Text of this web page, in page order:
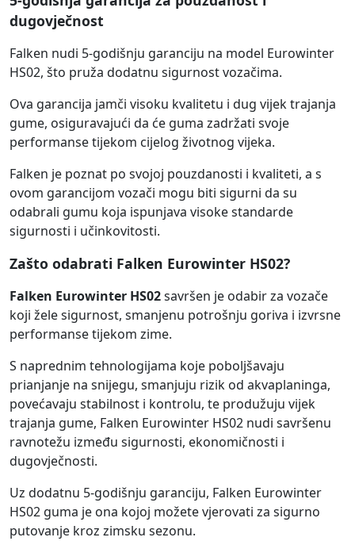
dugovječnost
Falken nudi 5-godišnju garanciju na model Eurowinter
HS02, što pruža dodatnu sigurnost vozačima.
Ova garancija jamči visoku kvalitetu i dug vijek trajanja
gume, osiguravajući da će guma zadržati svoje
performanse tijekom cijelog životnog vijeka.
Falken je poznat po svojoj pouzdanosti i kvaliteti, a s
ovom garancijom vozači mogu biti sigurni da su
odabrali gumu koja ispunjava visoke standarde
sigurnosti i učinkovitosti.
Zašto odabrati Falken Eurowinter HS02?
Falken Eurowinter HS02savršen je odabir za vozače
koji žele sigurnost, smanjenu potrošnju goriva i izvrsne
performanse tijekom zime.
S naprednim tehnologijama koje poboljšavaju
prianjanje na snijegu, smanjuju rizik od akvaplaninga,
povećavaju stabilnost i kontrolu, te produžuju vijek
trajanja gume, Falken Eurowinter HS02 nudi savršenu
ravnotežu između sigurnosti, ekonomičnosti i
dugovječnosti.
Uz dodatnu 5-godišnju garanciju, Falken Eurowinter
HS02 guma je ona kojoj možete vjerovati za sigurno
putovanje kroz zimsku sezonu.